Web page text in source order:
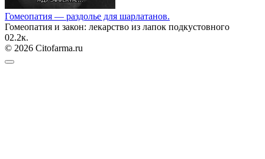
Гомеопатия — раздолье для шарлатанов.
Гомеопатия и закон: лекарство из лапок подкустовного
02.2к.
© 2026 Citofarma.ru